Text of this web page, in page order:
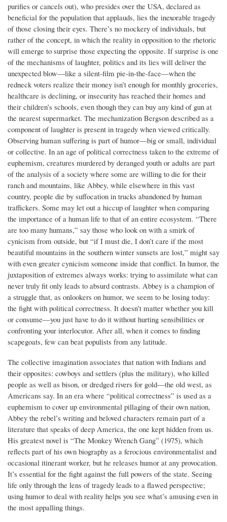
purifies or cancels out), who presides over the USA, declared as
beneficial for the population that applauds, lies the inexorable tragedy
of those closing their eyes. There’s no mockery of individuals, but
rather of the concept, in which the reality in opposition to the rhetoric
will emerge to surprise those expecting the opposite. If surprise is one
of the mechanisms of laughter, politics and its lies will deliver the
unexpected blow—like a silent-film pie-in-the-face—when the
redneck voters realize their money isn’t enough for monthly groceries,
healthcare is declining, or insecurity has reached their homes and
their children’s schools, even though they can buy any kind of gun at
the nearest supermarket. The mechanization Bergson described as a
component of laughter is present in tragedy when viewed critically.
Observing human suffering is part of humor—big or small, individual
or collective. In an age of political correctness taken to the extreme of
euphemism, creatures murdered by deranged youth or adults are part
of the analysis of a society where some are willing to die for their
ranch and mountains, like Abbey, while elsewhere in this vast
country, people die by suffocation in trucks abandoned by human
traffickers. Some may let out a hiccup of laughter when comparing
the importance of a human life to that of an entire ecosystem. “There
are too many humans,” say those who look on with a smirk of
cynicism from outside, but “if I must die, I don’t care if the most
beautiful mountains in the southern winter sunsets are lost,” might say
with even greater cynicism someone inside that conflict. In humor, the
juxtaposition of extremes always works: trying to assimilate what can
never truly fit only leads to absurd contrasts. Abbey is a champion of
a struggle that, as onlookers on humor, we seem to be losing today:
the fight with political correctness. It doesn’t matter whether you kill
or consume—you just have to do it without hurting sensibilities or
confronting your interlocutor. After all, when it comes to finding
scapegoats, few can beat populists from any latitude.
The collective imagination associates that nation with Indians and
their opposites: cowboys and settlers (plus the military), who killed
people as well as bison, or dredged rivers for gold—the old west, as
Americans say. In an era where “political correctness” is used as a
euphemism to cover up environmental pillaging of their own nation,
Abbey the rebel’s writing and beloved characters remain part of a
literature that speaks of deep America, the one kept hidden from us.
His greatest novel is “The Monkey Wrench Gang” (1975), which
reflects part of his own biography as a ferocious environmentalist and
occasional itinerant worker, but he releases humor at any provocation.
It’s essential for the fight against the full powers of the state. Seeing
life only through the lens of tragedy leads to a flawed perspective;
using humor to deal with reality helps you see what’s amusing even in
the most appalling things.